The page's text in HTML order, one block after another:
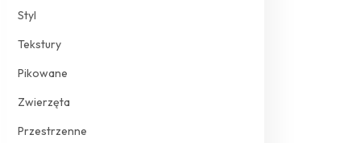
Styl
Tekstury
Pikowane
Zwierzęta
Przestrzenne